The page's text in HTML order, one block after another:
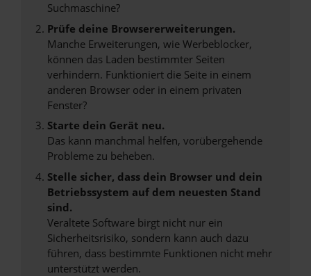
Suchmaschine?
Prüfe deine Browsererweiterungen.
Manche Erweiterungen, wie Werbeblocker,
können das Laden bestimmter Seiten
verhindern. Funktioniert die Seite in einem
anderen Browser oder in einem privaten
Fenster?
Starte dein Gerät neu.
Das kann manchmal helfen, vorübergehende
Probleme zu beheben.
Stelle sicher, dass dein Browser und dein
Betriebssystem auf dem neuesten Stand
sind.
Veraltete Software birgt nicht nur ein
Sicherheitsrisiko, sondern kann auch dazu
führen, dass bestimmte Funktionen nicht mehr
unterstützt werden.